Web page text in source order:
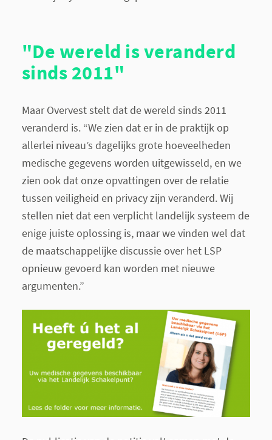
"De wereld is veranderd
sinds 2011"
Maar Overvest stelt dat de wereld sinds 2011
veranderd is. “We zien dat er in de praktijk op
allerlei niveau’s dagelijks grote hoeveelheden
medische gegevens worden uitgewisseld, en we
zien ook dat onze opvattingen over de relatie
tussen veiligheid en privacy zijn veranderd. Wij
stellen niet dat een verplicht landelijk systeem de
enige juiste oplossing is, maar we vinden wel dat
de maatschappelijke discussie over het LSP
opnieuw gevoerd kan worden met nieuwe
argumenten.”